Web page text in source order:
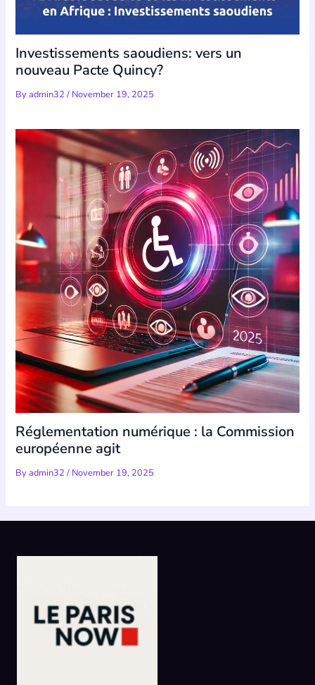
Investissements saoudiens: vers un
nouveau Pacte Quincy?
Byadmin32/ November 19, 2025
Réglementation numérique : la Commission
européenne agit
Byadmin32/ November 19, 2025